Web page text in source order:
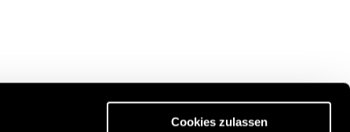
Cookies zulassen